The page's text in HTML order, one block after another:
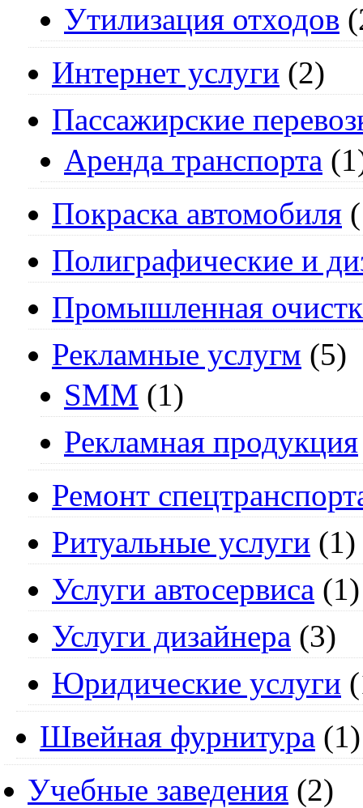
Утилизация отходов
Интернет услуги (2)
Пассажирские
Аренда транспорта
Покраска автомобиля
Полиграфические и
Промышленная
Рекламные услугм (5)
SMM (1)
Рекламная продукция
Ремонт
Ритуальные услуги (1)
Услуги автосервиса (1)
Услуги дизайнера (3)
Юридические услуги
Швейная фурнитура (1)
Учебные заведения (2)